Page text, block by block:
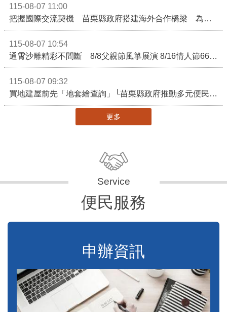
115-08-07 11:00
把握國際交流契機 苗栗縣政府搭建海外合作橋梁 為在地產業爭取更多國際市場機會
115-08-07 10:54
通霄沙雕精彩不間斷 8/8父親節風箏展演 8/16情人節66對浪漫挑戰送好禮
115-08-07 09:32
買地建屋前先「地套繪查詢」└苗栗縣政府推動多元便民諮詢服務
更多
便民服務
申辦資訊